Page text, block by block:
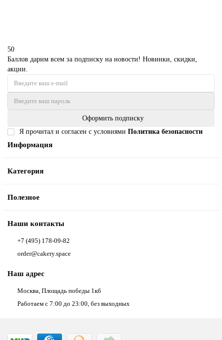
50
Баллов дарим всем за подписку на новости! Новинки, скидки,
акции.
Оформить подписку
Я прочитал и согласен с условиями Политика безопасности
Информация
Категория
Полезное
Наши контакты
+7 (495) 178-09-82
order@cakery.space
Наш адрес
Москва, Площадь победы 1кб
Работаем с 7:00 до 23:00, без выходных